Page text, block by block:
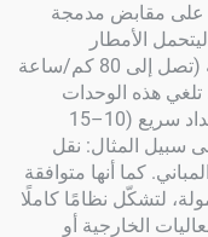
مدمجة
والإشعاع فوق البنفسجي والرياح المعتدلة (تصل إلى 80 كم/ساعة
الحاجة إلى التركيب الدائم، مما يسمح بإعداد سريع (10–15
نقل
متوافقة
كاملًا
أو